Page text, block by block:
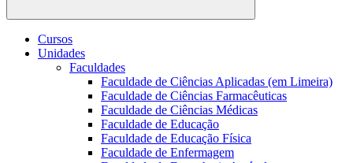
Buscar
Cursos
Unidades
Faculdades
Faculdade de Ciências Aplicadas (em Limeira)
Faculdade de Ciências Farmacêuticas
Faculdade de Ciências Médicas
Faculdade de Educação
Faculdade de Educação Física
Faculdade de Enfermagem